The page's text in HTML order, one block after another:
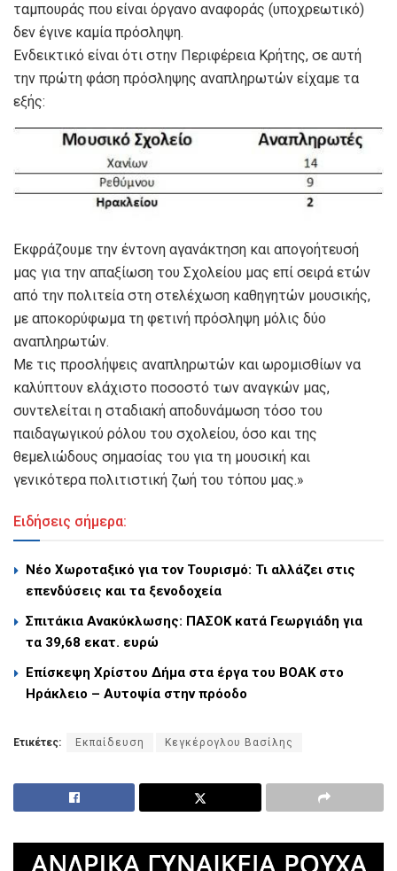
ταμπουράς που είναι όργανο αναφοράς (υποχρεωτικό)
δεν έγινε καμία πρόσληψη.
Ενδεικτικό είναι ότι στην Περιφέρεια Κρήτης, σε αυτή
την πρώτη φάση πρόσληψης αναπληρωτών είχαμε τα
εξής:
Εκφράζουμε την έντονη αγανάκτηση και απογοήτευσή
μας για την απαξίωση του Σχολείου μας επί σειρά ετών
από την πολιτεία στη στελέχωση καθηγητών μουσικής,
με αποκορύφωμα τη φετινή πρόσληψη μόλις δύο
αναπληρωτών.
Με τις προσλήψεις αναπληρωτών και ωρομισθίων να
καλύπτουν ελάχιστο ποσοστό των αναγκών μας,
συντελείται η σταδιακή αποδυνάμωση τόσο του
παιδαγωγικού ρόλου του σχολείου, όσο και της
θεμελιώδους σημασίας του για τη μουσική και
γενικότερα πολιτιστική ζωή του τόπου μας.»
Ειδήσεις σήμερα:
Νέο Χωροταξικό για τον Τουρισμό: Τι αλλάζει στις
επενδύσεις και τα ξενοδοχεία
Σπιτάκια Ανακύκλωσης: ΠΑΣΟΚ κατά Γεωργιάδη για
τα 39,68 εκατ. ευρώ
Επίσκεψη Χρίστου Δήμα στα έργα του ΒΟΑΚ στο
Ηράκλειο – Αυτοψία στην πρόοδο
Ετικέτες: Εκπαίδευση Κεγκέρογλου Βασίλης